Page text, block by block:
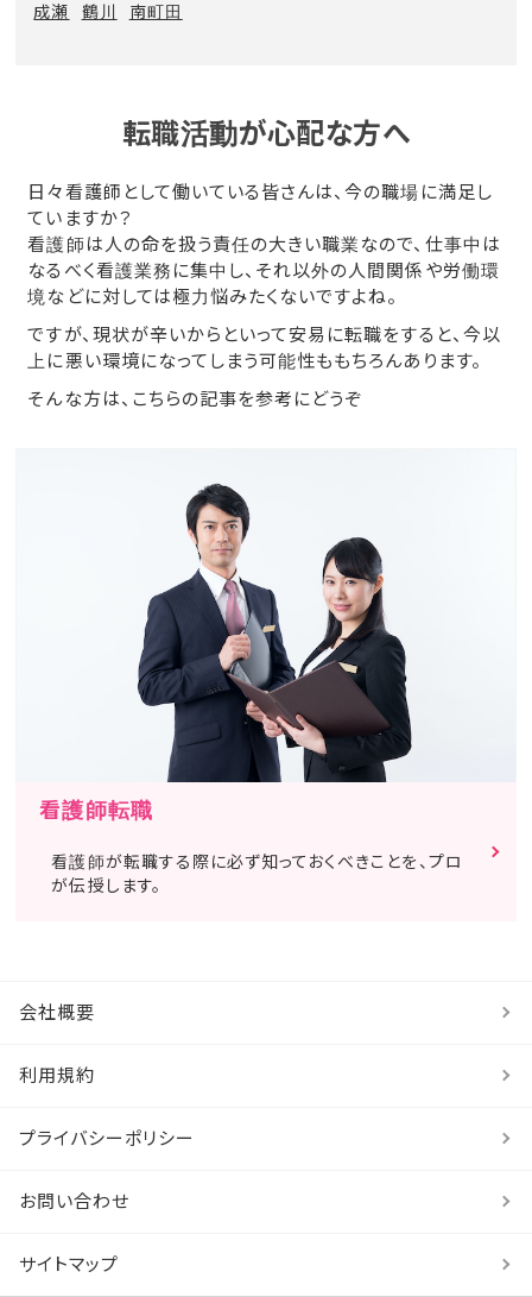
成瀬
鶴川 南町田
転職活動が心配な方へ
日々看護師として働いている皆さんは、今の職場に満足し
ていますか？
看護師は人の命を扱う責任の大きい職業なので、仕事中は
なるべく看護業務に集中し、それ以外の人間関係や労働環
境などに対しては極力悩みたくないですよね。
ですが、現状が辛いからといって安易に転職をすると、今以
上に悪い環境になってしまう可能性ももちろんあります。
そんな方は、こちらの記事を参考にどうぞ
看護師転職
看護師が転職する際に必ず知っておくべきことを、プロ
が伝授します。
会社概要
利用規約
プライバシーポリシー
お問い合わせ
サイトマップ